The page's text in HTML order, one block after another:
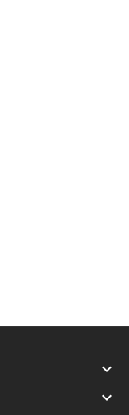

